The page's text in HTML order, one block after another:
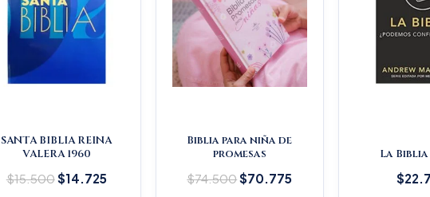
SANTA BIBLIA REINA
VALERA 1960
$15.500$14.725
Biblia para niña de
promesas
$74.500$70.775
La
$